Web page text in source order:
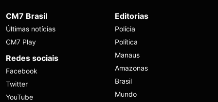
CM7 Brasil
Últimas notícias
CM7 Play
Redes sociais
Facebook
Twitter
YouTube
Editorias
Polícia
Política
Manaus
Amazonas
Brasil
Mundo